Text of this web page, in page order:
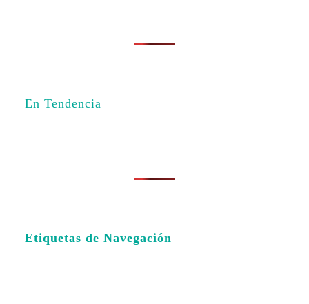
En Tendencia
Etiquetas de Navegación